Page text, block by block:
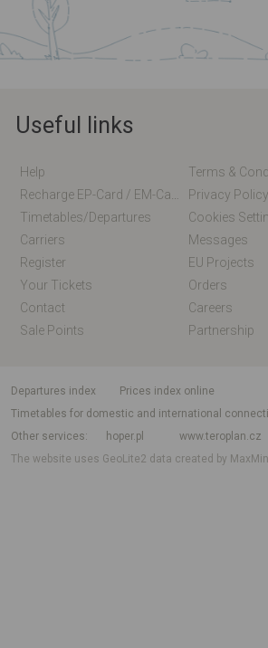
Useful links
Help
Terms &
Privacy Policy
Timetables/departures
Cookies
Carriers
Messages
Register
EU Projects
Your Tickets
Orders
Contact
Careers
Sale Points
Partnership
departures index
Prices index online
Timetables for domestic and international
Other services
hoper.pl www.teroplan.cz
The website uses GeoLite2 data created by